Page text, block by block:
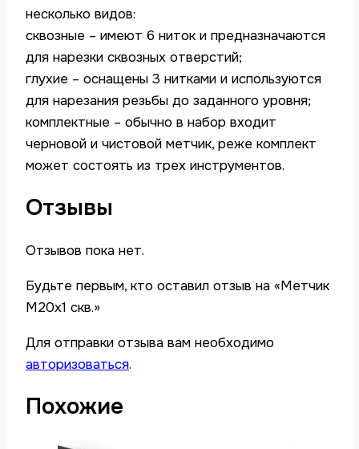
несколько видов:
сквозные – имеют 6 ниток и предназначаются
для нарезки сквозных отверстий;
глухие – оснащены 3 нитками и используются
для нарезания резьбы до заданного уровня;
комплектные – обычно в набор входит
черновой и чистовой метчик, реже комплект
может состоять из трех инструментов.
Отзывы
Отзывов пока нет.
Будьте первым, кто оставил отзыв на «Метчик
М20х1 скв.»
Для отправки отзыва вам необходимо
авторизоваться.
Похожие